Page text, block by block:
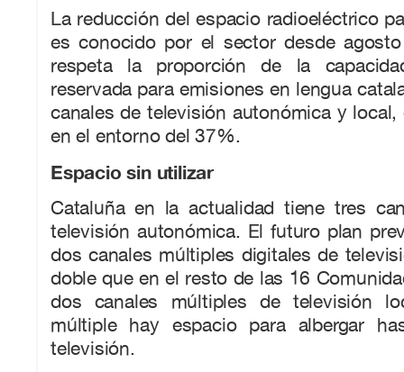
La reducción del espacio radioeléctrico
es conocido por el sector desde
respeta la proporción de la
reservada para emisiones en lengua
canales de televisión autonómica y local,
en el entorno del 37%.
Espacio sin utilizar
Cataluña en la actualidad tiene tres
televisión autonómica. El futuro plan
dos canales múltiples digitales de
doble que en el resto de las 16
dos canales múltiples de televisión
múltiple hay espacio para albergar
televisión.